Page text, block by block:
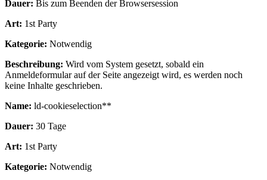
Dauer: Bis zum Beenden der Browsersession
Art: 1st Party
Kategorie: Notwendig
Beschreibung: Wird vom System gesetzt, sobald ein
Anmeldeformular auf der Seite angezeigt wird, es werden noch
keine Inhalte geschrieben.
Name: ld-cookieselection**
Dauer: 30 Tage
Art: 1st Party
Kategorie: Notwendig